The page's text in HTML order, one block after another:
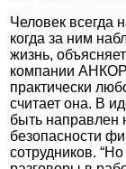
Человек всегда
когда за ним
жизнь,
компании АНКОР
практически
считает она. В
быть направлен
безопасности
сотрудников.